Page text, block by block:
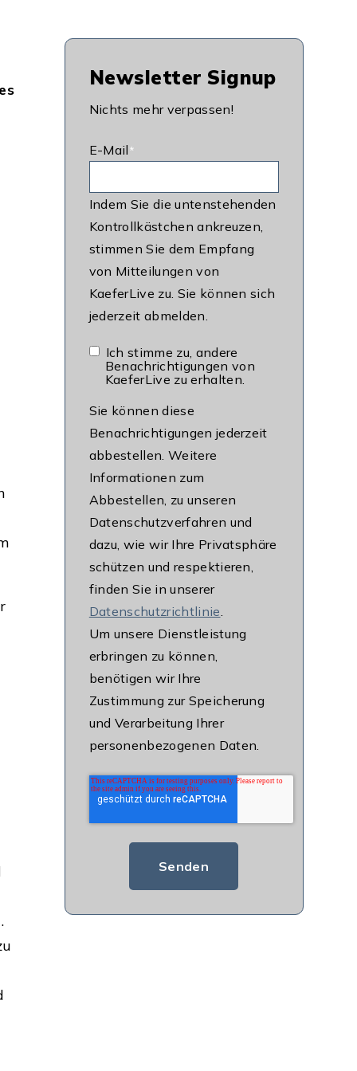
Newsletter Signup
Nichts mehr verpassen!
E-Mail*
Indem Sie die untenstehenden
Kontrollkästchen ankreuzen,
stimmen Sie dem Empfang
von Mitteilungen von
KaeferLive zu. Sie können sich
jederzeit abmelden.
Ich stimme zu, andere
Benachrichtigungen von
KaeferLive zu erhalten.
Sie können diese
Benachrichtigungen jederzeit
abbestellen. Weitere
Informationen zum
Abbestellen, zu unseren
Datenschutzverfahren und
dazu, wie wir Ihre Privatsphäre
schützen und respektieren,
finden Sie in unserer
Datenschutzrichtlinie
Um unsere Dienstleistung
erbringen zu können,
benötigen wir Ihre
Zustimmung zur Speicherung
und Verarbeitung Ihrer
personenbezogenen Daten.